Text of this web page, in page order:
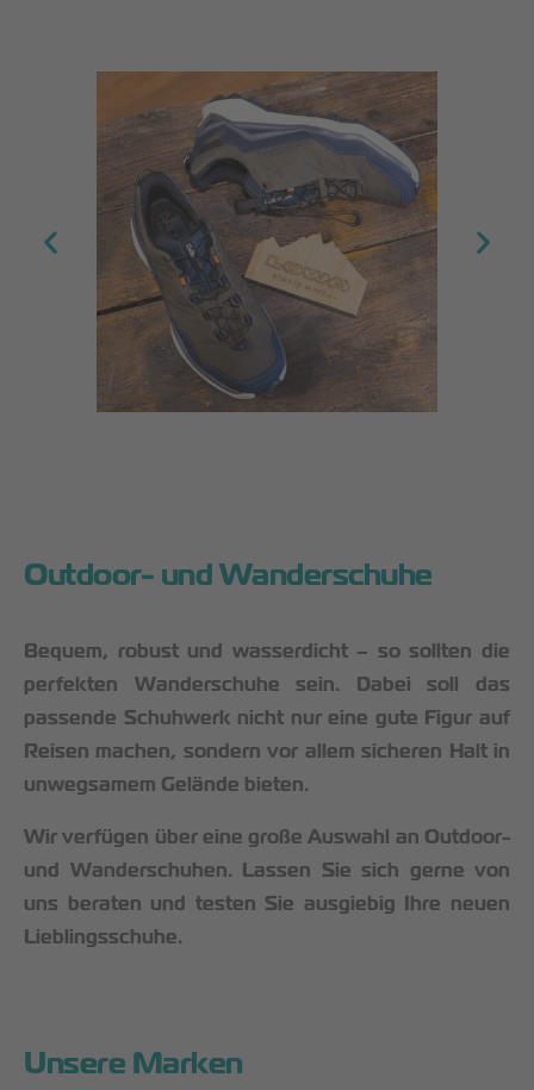
Outdoor- und Wanderschuhe
Bequem, robust und wasserdicht – so sollten die
perfekten Wanderschuhe sein. Dabei soll das
passende Schuhwerk nicht nur eine gute Figur auf
Reisen machen, sondern vor allem sicheren Halt in
unwegsamem Gelände bieten.
Wir verfügen über eine große Auswahl an Outdoor-
und Wanderschuhen. Lassen Sie sich gerne von
uns beraten und testen Sie ausgiebig Ihre neuen
Lieblingsschuhe.
Unsere Marken